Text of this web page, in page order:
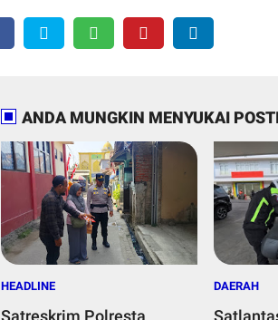
ANDA MUNGKIN MENYUKAI
HEADLINE
Satreskrim Polresta
DAERAH